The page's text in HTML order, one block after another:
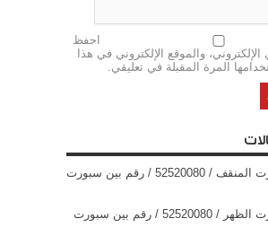
احفظ
والموقع الإلكتروني في هذا
المرة المقبلة في تعليقي.
بي ان سبورت المنقف / 52520080 / رقم بين سبورت
بي ان سبورت الظهر / 52520080 / رقم بين سبورت